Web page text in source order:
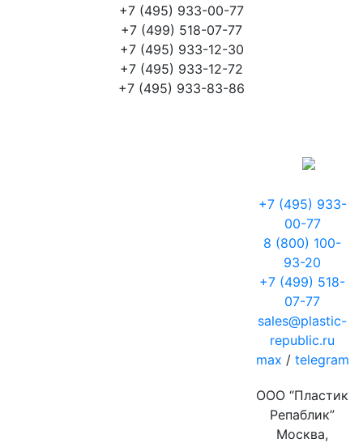
+7 (495) 933-00-77
+7 (499) 518-07-77
+7 (495) 933-12-30
+7 (495) 933-12-72
+7 (495) 933-83-86
+7 (495) 933-
00-77
8 (800) 100-
93-20
+7 (499) 518-
07-77
sales@plastic-
republic.ru
max / telegram
ООО “Пластик
Репаблик”
Москва,